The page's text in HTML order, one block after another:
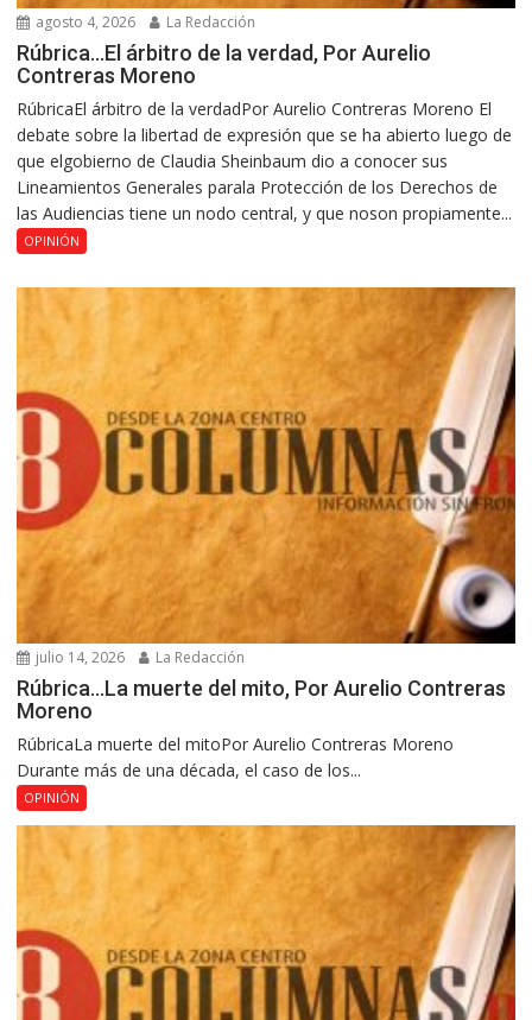
agosto 4, 2026 La Redacción
Rúbrica…El árbitro de la verdad, Por Aurelio
Contreras Moreno
RúbricaEl árbitro de la verdadPor Aurelio Contreras Moreno El
debate sobre la libertad de expresión que se ha abierto luego de
que elgobierno de Claudia Sheinbaum dio a conocer sus
Lineamientos Generales parala Protección de los Derechos de
las Audiencias tiene un nodo central, y que noson propiamente...
OPINIÓN
julio 14, 2026 La Redacción
Rúbrica…La muerte del mito, Por Aurelio Contreras
Moreno
RúbricaLa muerte del mitoPor Aurelio Contreras Moreno
Durante más de una década, el caso de los...
OPINIÓN